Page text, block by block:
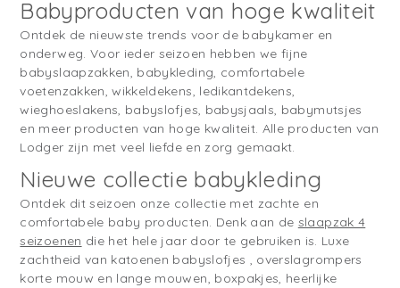
Babyproducten van hoge kwaliteit
Ontdek de nieuwste trends voor de babykamer en
onderweg. Voor ieder seizoen hebben we fijne
babyslaapzakken, babykleding, comfortabele
voetenzakken, wikkeldekens, ledikantdekens,
wieghoeslakens, babyslofjes, babysjaals, babymutsjes
en meer producten van hoge kwaliteit. Alle producten van
Lodger zijn met veel liefde en zorg gemaakt.
Nieuwe collectie babykleding
Ontdek dit seizoen onze collectie met zachte en
comfortabele baby producten. Denk aan de slaapzak 4
seizoenen die het hele jaar door te gebruiken is. Luxe
zachtheid van katoenen babyslofjes , overslagrompers
korte mouw en lange mouwen, boxpakjes, heerlijke